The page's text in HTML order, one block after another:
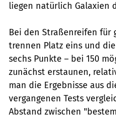
liegen natürlich Galaxien
Bei den Straßenreifen für
trennen Platz eins und
sechs Punkte – bei 150
zunächst erstaunen,
man die Ergebnisse aus
vergangenen Tests
Abstand zwischen